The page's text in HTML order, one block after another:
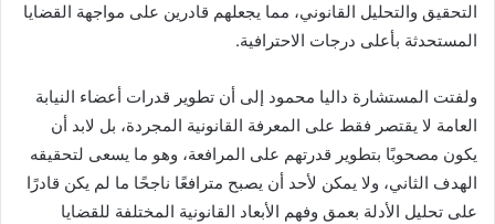
التحقيق والتحليل القانوني، مما يجعلهم قادرين على مواجهة القضايا
المستحدثة بأعلى درجات الاحترافية.
ولفتت المستشارة داليا محمود إلى أن تطوير قدرات أعضاء النيابة
العامة لا يقتصر فقط على المعرفة القانونية المجردة، بل لابد أن
يكون مصحوبًا بتطوير قدرتهم على المرافعة، وهو ما يسعى لتحقيقه
الهدف الثاني، ولا يمكن لأحد أن يصبح مترافعًا ناجحًا ما لم يكن قادرًا
على تحليل الأدلة بعمق وفهم الأبعاد القانونية المختلفة للقضايا